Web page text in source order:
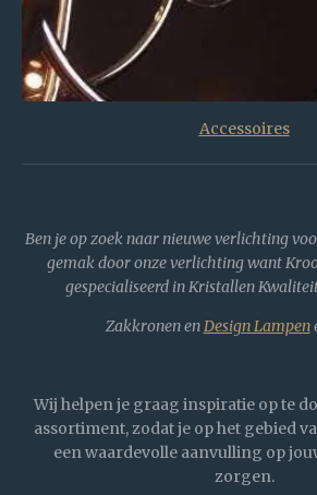
Accessoires
Ben je op zoek naar nieuwe verlichting
gemak door onze verlichting want
gespecialiseerd in Kristallen
Zakkronen enDesign Lampen
Wij helpen je graag inspiratie op te
assortiment, zodat je op het gebied
een waardevolle aanvulling op
zorgen.